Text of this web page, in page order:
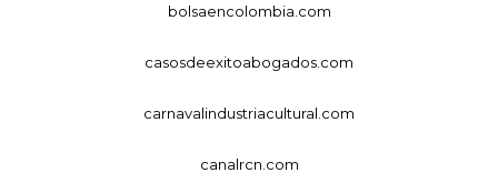
bolsaencolombia.com
casosdeexitoabogados.com
carnavalindustriacultural.com
canalrcn.com